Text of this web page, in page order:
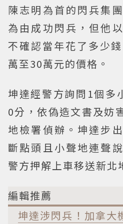
陳志明為首的閃兵集
為由成功閃兵，但他
不確認當年花了多少
萬至30萬元的價格。
坤達經警方詢問1個多
0分，依偽造文書及妨
地檢署偵辦。坤達步
斷點頭且小聲地連聲
警方押解上車移送新北
編輯推薦
坤達涉閃兵！加拿大